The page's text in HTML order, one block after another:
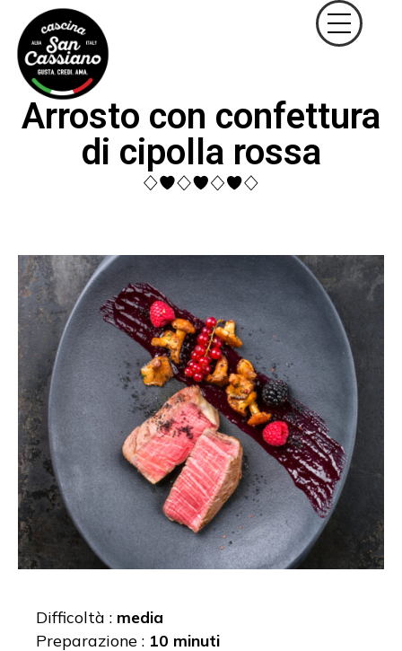
Arrosto con confettura
di cipolla rossa
Difficoltà : media
Preparazione : 10 minuti